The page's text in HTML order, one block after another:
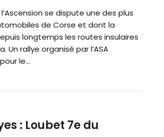
se dispute une des plus
de Corse et dont la
longtemps les routes insulaires
Un rallye organisé par l’ASA
le...
: Loubet 7e du